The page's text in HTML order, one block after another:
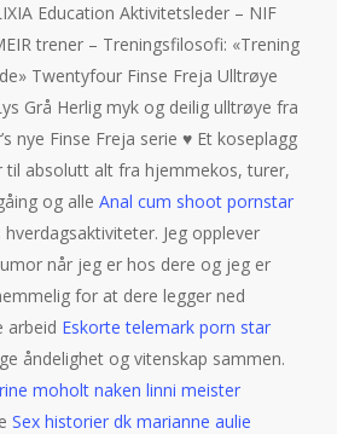
Education Aktivitetsleder – NIF
trener – Treningsfilosofi: «Trening
Twentyfour Finse Freja Ulltrøye
Grå Herlig myk og deilig ulltrøye fra
nye Finse Freja serie ♥ Et koseplagg
til absolutt alt fra hjemmekos, turer,
og alle Anal cum shoot pornstar
hverdagsaktiviteter. Jeg opplever
når jeg er hos dere og jeg er
for at dere legger ned
arbeid Eskorte telemark porn star
åndelighet og vitenskap sammen.
moholt naken linni meister
Sex historier dk marianne aulie